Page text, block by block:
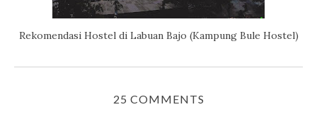
Rekomendasi Hostel di Labuan Bajo (Kampung Bule Hostel)
25 COMMENTS